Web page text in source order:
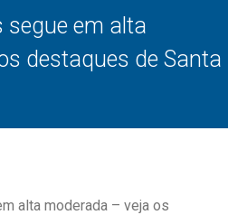
segue em alta
destaques de Santa
alta moderada – veja os